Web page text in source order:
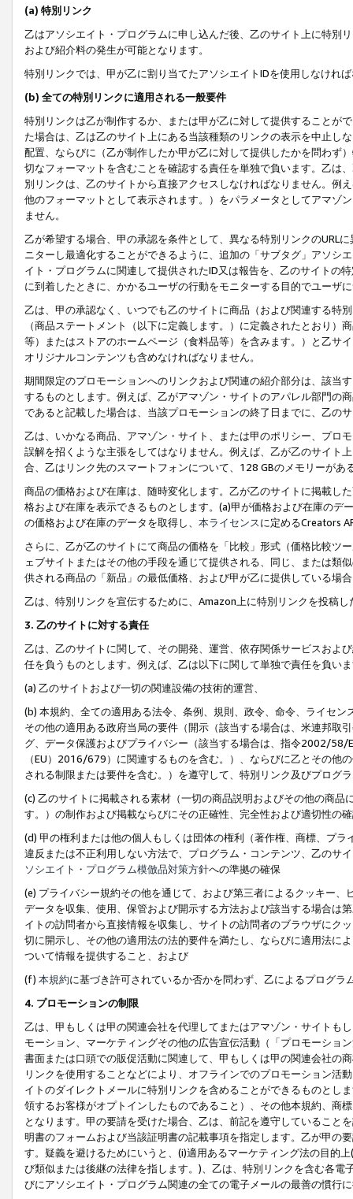
(a) 特別リンク
乙はアソシエイト・プログラムに申し込んだ後、乙のサイト上に特別
および紹介料の発生が可能となります。
特別リンクでは、甲が乙に割り当てたアソシエイトIDを使用しなけれ
(b) 全ての特別リンクに適用される一般要件
特別リンクは乙が制作するか、または甲が乙に対して提供することが
た場合は、乙は乙のサイト上にある当該種類のリンクの表示を中止し
配置、ならびに（乙が制作したか甲が乙に対して提供したかを問わず
切なフォーマットを含むことを確認する責任を単独で負います。乙は
別リンクは、乙のサイトから直接アクセスしなければなりません。例
他のフォーマットとして表示されます。）をパラメータとしてアマゾ
ません。
乙が希望する場合、甲の承認を条件として、異なる特別リンクのURL
ニターし最適化することができるように、追加の「サブタグ」アソシ
イト・プログラムに関連して提供されたID又は報告を、乙のサイトの
に到着したときに、かかるユーザの行動をモニターする目的でユーザ
乙は、甲の承認なく、いつでも乙のサイトに商品（および関連する特
（商品ステートメント（以下に定義します。）に定義されたとおり
等）またはストアのホームページ（食料品等）を含みます。）と乙サ
オリジナルコンテンツも含めなければなりません。
期間限定のプロモーションへのリンクおよび関連の紹介部分は、該当
するものとします。例えば、乙がアマゾン・サイトのアパレル部門の
であると記載した場合は、当該プロモーションの終了日までに、乙の
乙は、いかなる商品、アマゾン・サイト、または甲のポリシー、プロ
誤解を招くような主張をしてはなりません。例えば、乙が乙のサイト
合、乙はリンク先のスマートフォンについて、128 GBのメモリーがあ
商品の価格および在庫は、随時変化します。乙が乙のサイトに掲載し
格および在庫を表示できるものとします。(a)甲が価格および在庫の
の価格および在庫のデータを取得し、 本ライセンスに定めるCreators
さらに、乙が乙のサイトにて商品の価格を「比較」形式（価格比較ツ
ェブサイトまたはその他の手段を通じて提供される、同じ、または類
供される商品の「新品」の最低価格、および甲が乙に提供している場
乙は、特別リンクを宣伝するために、Amazon上に特別リンクを投稿
3. 乙のサイトに対する責任
乙は、乙のサイトに関して、その開発、運営、依存関係サービスおよ
任を負うものとします。例えば、乙は以下に関して単独で責任を負い
(a) 乙のサイトおよび一切の関連設備の技術的運営、
(b) 本規約、全ての適用ある法令、条例、規則、政令、命令、ライセ
その他の適用ある政府当局の要件（開示（該当する場合は、米連邦取
グ、データ保護およびプライバシー（該当する場合は、指令2002/58/
（EU）2016/679）に関連するものを含む。）、ならびに乙とその他
される制限または要件を含む。）を遵守して、特別リンク及びプログ
(c) 乙のサイトに掲載される素材（一切の商品説明およびその他の商
す。）の制作および掲載ならびにその正確性、完全性および適切性の
(d) 甲の権利または他の個人もしくは団体の権利（著作権、商標、プ
違反または不正利用しない方法で、プログラム・コンテンツ、乙のサ
ソシエイト・プログラム模倣品対策方針への準拠の確保
(e) プライバシー規約その他を通じて、および第三者によるクッキー
データを収集、使用、保管および開示する方法および該当する場合は
イトの訪問者から直接情報を収集し、サイトの訪問者のブラウザにク
切に開示し、その他の適用法の法的要件を満たし、ならびに適用法に
ついて情報を提供すること、および
(f) 本規約に基づき許可されているか否かを問わず、乙によるプログ
4. プロモーションの制限
乙は、甲もしくは甲の関連会社を代理してまたはアマゾン・サイトも
モーション、マーケティングその他の広告宣伝活動（「プロモーショ
書面または口頭での販促活動に関連して、甲もしくは甲の関連会社の
リンクを使用することなどにより、オフラインでのプロモーション活
イトのダイレクトメールに特別リンクを含めることができるものとし
領するお客様がオプトインしたものであること）、その他本規約、商
となります。甲の要請を受けた場合、乙は、前記を遵守していること
明書のフォームおよび当該証明書の記載事項を指定します。乙が甲の
す。疑義を避けるためにいうと、(i)適用あるマーケティング法の目的
び類似または後継の法律を指します。)、乙は、特別リンクを含む各
びにアソシエイト・プログラム関連の全ての電子メールの最善の慣行